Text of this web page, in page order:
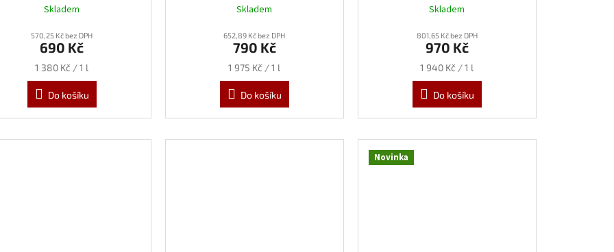
Skladem
570,25 Kč bez DPH
690 Kč
Měrná
cena:
1 380 Kč / 1 l
Do košíku
Skladem
652,89 Kč bez DPH
790 Kč
Měrná
cena:
1 975 Kč / 1 l
Do košíku
Skladem
801,65 Kč bez DPH
970 Kč
Měrná
cena:
1 940 Kč / 1 l
Do košíku
Novinka